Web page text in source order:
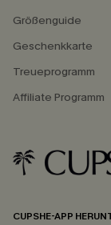
Größenguide
Geschenkkarte
Treueprogramm
Affiliate Programm
CUPSHE-APP
15%
Sie akzeptieren
und